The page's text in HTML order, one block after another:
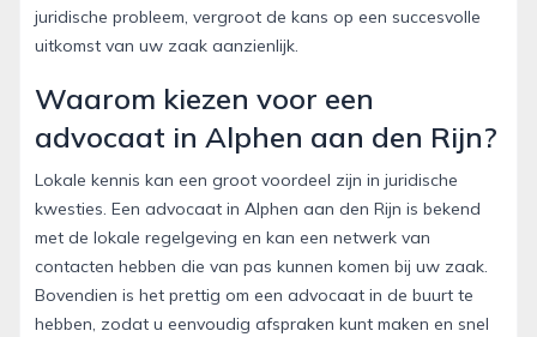
juridische probleem, vergroot de kans op een succesvolle
uitkomst van uw zaak aanzienlijk.
Waarom kiezen voor een
advocaat in Alphen aan den Rijn?
Lokale kennis kan een groot voordeel zijn in juridische
kwesties. Een advocaat in Alphen aan den Rijn is bekend
met de lokale regelgeving en kan een netwerk van
contacten hebben die van pas kunnen komen bij uw zaak.
Bovendien is het prettig om een advocaat in de buurt te
hebben, zodat u eenvoudig afspraken kunt maken en snel